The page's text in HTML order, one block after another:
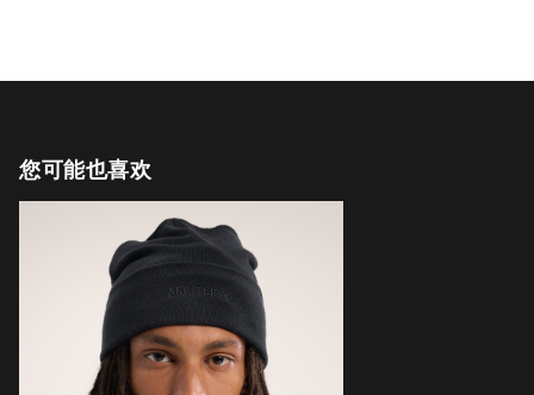
您可能也喜欢